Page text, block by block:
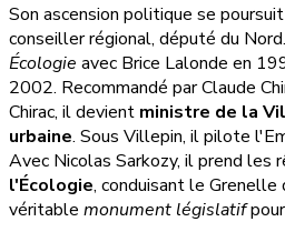
Son ascension politique se
conseiller régional, député du
Écologie avec Brice Lalonde en
2002. Recommandé par Claude
Chirac, il devient ministre de la
urbaine. Sous Villepin, il pilote
Avec Nicolas Sarkozy, il prend les
l'Écologie, conduisant le Grenelle
véritable monument législatif